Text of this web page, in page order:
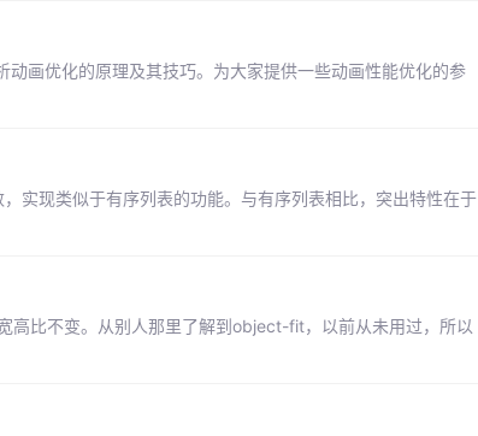
画优化的原理及其技巧。为大家提供一些动画性能优化的参
实现类似于有序列表的功能。与有序列表相比，突出特性在于
高比不变。从别人那里了解到object-fit，以前从未用过，所以